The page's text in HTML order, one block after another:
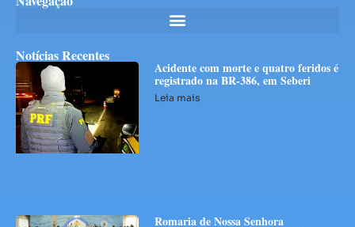
Notícias Recentes
Acidente com morte e quatro feridos é
registrado na BR-386, em Seberi
Leia mais
Romaria de Nossa Senhora